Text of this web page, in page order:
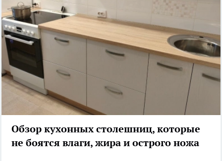
Обзор кухонных столешниц, которые
не боятся влаги, жира и острого ножа